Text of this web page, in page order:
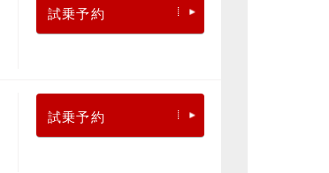
試乗予約
試乗予約